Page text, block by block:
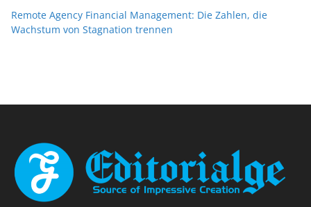
Remote Agency Financial Management: Die Zahlen, die
Wachstum von Stagnation trennen